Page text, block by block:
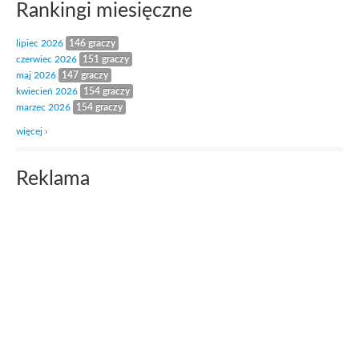
Rankingi miesięczne
lipiec 2026
146 graczy
czerwiec 2026
151 graczy
maj 2026
147 graczy
kwiecień 2026
154 graczy
marzec 2026
154 graczy
więcej ›
Reklama